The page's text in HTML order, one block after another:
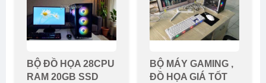
BỘ ĐỒ HỌA 28CPU
RAM 20GB SSD
BỘ MÁY GAMING ,
ĐỒ HỌA GIÁ TỐT